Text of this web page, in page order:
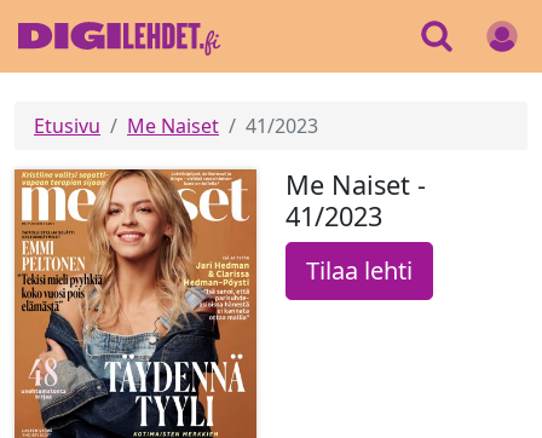
Etusivu Me Naiset 41/2023
Me Naiset -
41/2023
Tilaa lehti